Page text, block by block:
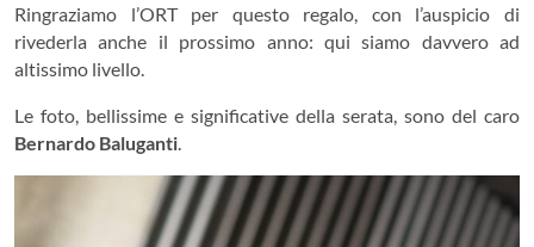
Ringraziamo l’ORT per questo regalo, con l’auspicio di
rivederla anche il prossimo anno: qui siamo davvero ad
altissimo livello.
Le foto, bellissime e significative della serata, sono del caro
Bernardo Baluganti